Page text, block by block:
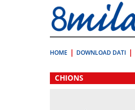
direttamente
a:
Contenuto
HOME DOWNLOAD DATI
.
CHIONS